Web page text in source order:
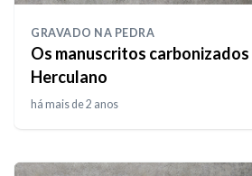
GRAVADO NA PEDRA
Os manuscritos carbonizados
Herculano
há mais de 2 anos